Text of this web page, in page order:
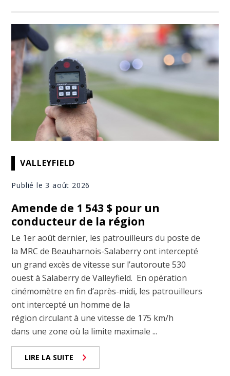
VALLEYFIELD
Publié le 3 août 2026
Amende de 1 543 $ pour un
conducteur de la région
Le 1er août dernier, les patrouilleurs du poste de
la MRC de Beauharnois-Salaberry ont intercepté
un grand excès de vitesse sur l’autoroute 530
ouest à Salaberry de Valleyfield. En opération
cinémomètre en fin d’après-midi, les patrouilleurs
ont intercepté un homme de la
région circulant à une vitesse de 175 km/h
dans une zone où la limite maximale ...
LIRE LA SUITE